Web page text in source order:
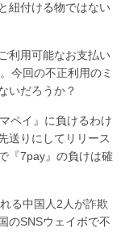
紐付ける物ではない
利用可能なお支払い
今回の不正利用のミ
いだろうか？
ペイ』に負けるわけ
送りにしてリリース
『7pay』の負けは確
る中国人2人が詐欺
のSNSウェイボで不